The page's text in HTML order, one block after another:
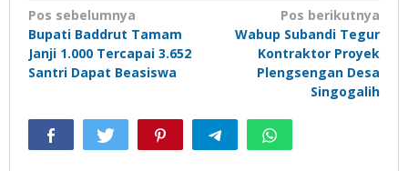
Navigasi
pos
Pos sebelumnya
Bupati Baddrut Tamam
Janji 1.000 Tercapai 3.652
Santri Dapat Beasiswa
Pos berikutnya
Wabup Subandi Tegur
Kontraktor Proyek
Plengsengan Desa
Singogalih